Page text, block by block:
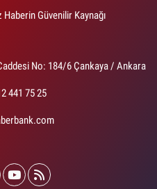
Güvenilir Kaynağı
No: 184/6 Çankaya / Ankara
441 75 25